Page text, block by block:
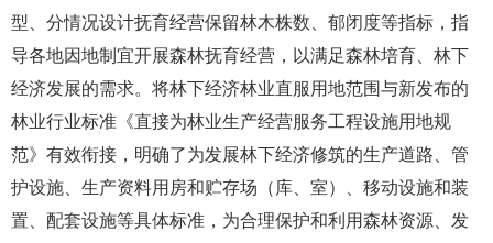
型、分情况设计抚育经营保留林木株数、郁闭度等指标，指
导各地因地制宜开展森林抚育经营，以满足森林培育、林下
经济发展的需求。将林下经济林业直服用地范围与新发布的
林业行业标准《直接为林业生产经营服务工程设施用地规
范》有效衔接，明确了为发展林下经济修筑的生产道路、管
护设施、生产资料用房和贮存场（库、室）、移动设施和装
置、配套设施等具体标准，为合理保护和利用森林资源、发